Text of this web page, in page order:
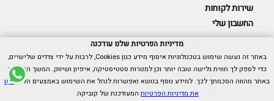
שירות לקוחות
החשבון שלי
Cubica © כל הזכויות שמורות.
אנו כאן בשבילך -055-9511314
מדיניות הפרטיות שלנו עודכנה
באתר זה נעשה שימוש בטכנולוגיות איסוף מידע כגון Cookies, לרבות על ידי צדדים שלישיים,
כדי לספק לך חווית גלישה טובה יותר וכן למטרות סטטיסטיקה, איפיון ושיווק. המשך הגלישה
באתר מהווה הסכמתך לכך. למידע נוסף בנושא ואפשרות לנהל את השימוש באמצעים הללו,ראו
את מדיניות הפרטיותהמעודכנת של קוביקה.